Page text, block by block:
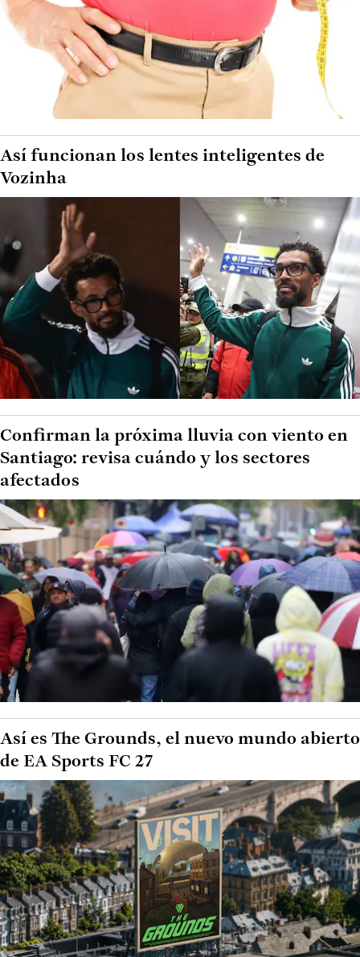
Así funcionan los lentes inteligentes de
Vozinha
Confirman la próxima lluvia con viento en
Santiago: revisa cuándo y los sectores
afectados
Así es The Grounds, el nuevo mundo abierto
de EA Sports FC 27